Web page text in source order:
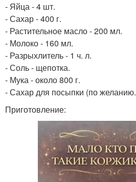
- Яйца - 4 шт.
- Сахар - 400 г.
- Растительное масло - 200 мл.
- Молоко - 160 мл.
- Разрыхлитель - 1 ч. л.
- Соль - щепотка.
- Мука - около 800 г.
- Сахар для посыпки (по желанию.
Приготовление: